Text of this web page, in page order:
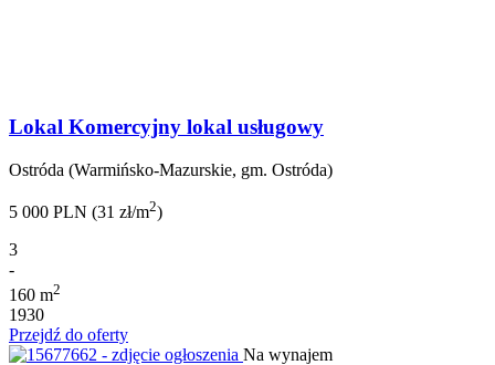
Lokal Komercyjny lokal usługowy
Ostróda (Warmińsko-Mazurskie, gm. Ostróda)
5 000 PLN (31 zł/m2)
3
-
160 m2
1930
Przejdź do oferty
Na wynajem